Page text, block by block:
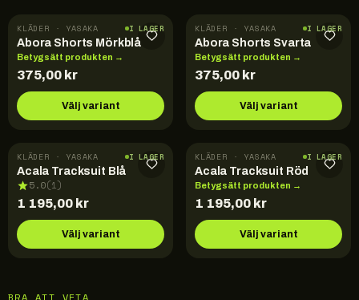
KLÄDER · YASAKA I LAGER
Abora Shorts Mörkblå
Betygsätt produkten →
375,00 kr
Välj variant
KLÄDER · YASAKA I LAGER
Abora Shorts Svarta
Betygsätt produkten →
375,00 kr
Välj variant
KLÄDER · YASAKA I LAGER
Acala Tracksuit Blå
5.0(1)
1 195,00 kr
Välj variant
KLÄDER · YASAKA I LAGER
Acala Tracksuit Röd
Betygsätt produkten →
1 195,00 kr
Välj variant